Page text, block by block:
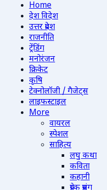
Home
देश विदेश
उत्तर प्रदेश
राजनीति
ट्रेंडिंग
मनोरंजन
क्रिकेट
कृषि
टेक्नोलॉजी / गैजेट्स
लाइफस्टाइल
More
वायरल
स्पेशल
साहित्य
लघु कथा
कविता
कहानी